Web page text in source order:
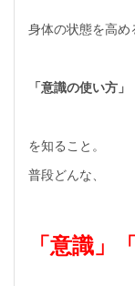
身体の状態を高め
「意識の使い方」
を知ること。
普段どんな、
「意識」